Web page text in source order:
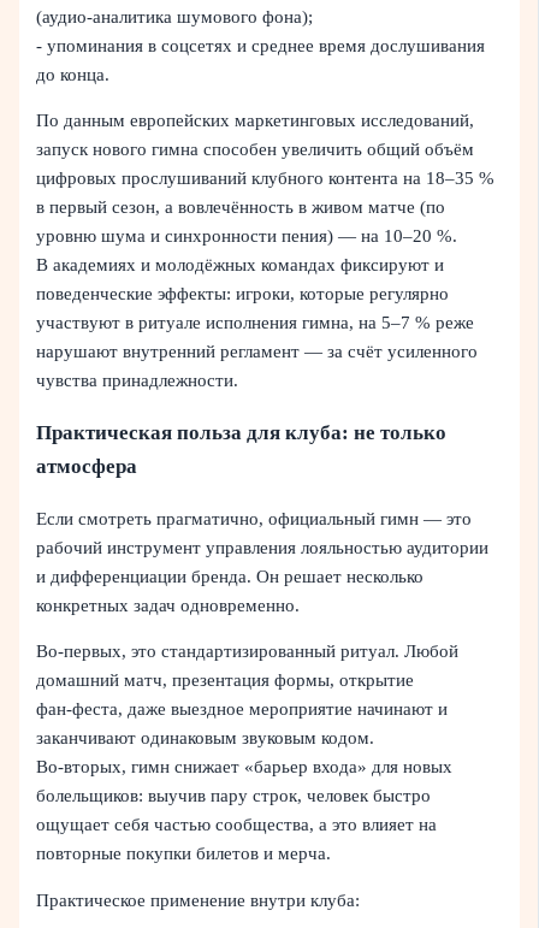
(аудио‑аналитика шумового фона);
- упоминания в соцсетях и среднее время дослушивания
до конца.
По данным европейских маркетинговых исследований,
запуск нового гимна способен увеличить общий объём
цифровых прослушиваний клубного контента на 18–35 %
в первый сезон, а вовлечённость в живом матче (по
уровню шума и синхронности пения) — на 10–20 %.
В академиях и молодёжных командах фиксируют и
поведенческие эффекты: игроки, которые регулярно
участвуют в ритуале исполнения гимна, на 5–7 % реже
нарушают внутренний регламент — за счёт усиленного
чувства принадлежности.
Практическая польза для клуба: не только
атмосфера
Если смотреть прагматично, официальный гимн — это
рабочий инструмент управления лояльностью аудитории
и дифференциации бренда. Он решает несколько
конкретных задач одновременно.
Во-первых, это стандартизированный ритуал. Любой
домашний матч, презентация формы, открытие
фан‑феста, даже выездное мероприятие начинают и
заканчивают одинаковым звуковым кодом.
Во-вторых, гимн снижает «барьер входа» для новых
болельщиков: выучив пару строк, человек быстро
ощущает себя частью сообщества, а это влияет на
повторные покупки билетов и мерча.
Практическое применение внутри клуба: